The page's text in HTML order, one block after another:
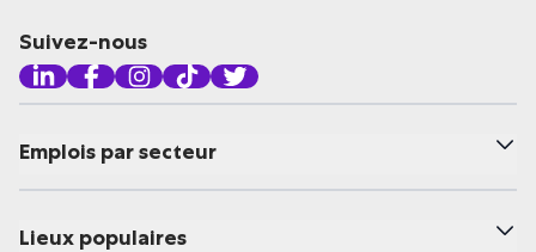
Suivez-nous
Emplois par secteur
Lieux populaires